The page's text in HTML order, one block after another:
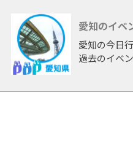
めている。
[TV] H13～15
20 中京テ
情報パレッ
愛知のイベ
愛知の今日
過去のイベ